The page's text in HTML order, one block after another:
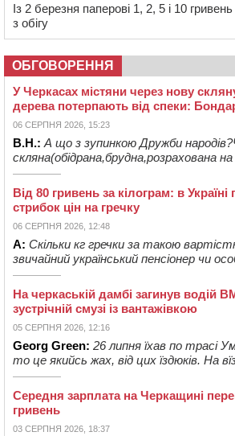
Із 2 березня паперові 1, 2, 5 і 10
з обігу
ОБГОВОРЕННЯ
У Черкасах містяни через нову
дерева потерпають від спеки:
06 СЕРПНЯ 2026, 15:23
В.Н.: А що з зупинкою Дружби
скляна(обідрана,брудна,розрахована
Від 80 гривень за кілограм: в
стрибок цін на гречку
06 СЕРПНЯ 2026, 12:48
А: Скільки кг гречки за такою
звичайний український пенсіонер чи
На черкаській дамбі загинув водій
зустрічній смузі із вантажівкою
05 СЕРПНЯ 2026, 12:16
Georg Green: 26 липня їхав по трасі
то це якийсь жах, від цих їздюків. На
Середня зарплата на Черкащині
гривень
03 СЕРПНЯ 2026, 18:37